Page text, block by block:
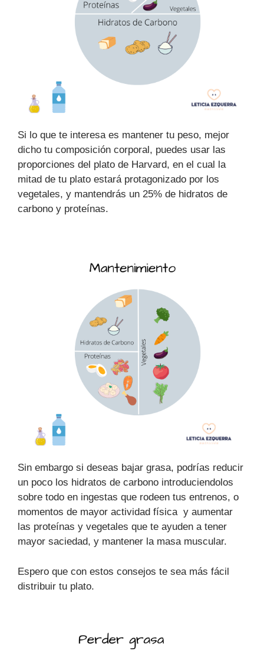
Si lo que te interesa es mantener tu peso, mejor
dicho tu composición corporal, puedes usar las
proporciones del plato de Harvard, en el cual la
mitad de tu plato estará protagonizado por los
vegetales, y mantendrás un 25% de hidratos de
carbono y proteínas.
Sin embargo si deseas bajar grasa, podrías reducir
un poco los hidratos de carbono introduciendolos
sobre todo en ingestas que rodeen tus entrenos, o
momentos de mayor actividad física y aumentar
las proteínas y vegetales que te ayuden a tener
mayor saciedad, y mantener la masa muscular.
Espero que con estos consejos te sea más fácil
distribuir tu plato.